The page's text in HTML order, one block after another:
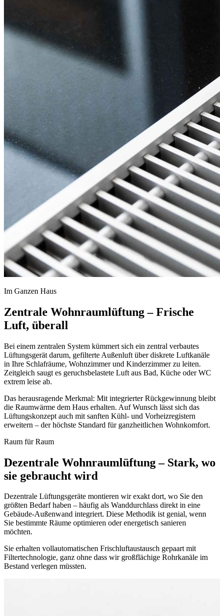
Im Ganzen Haus
Zentrale Wohnraumlüftung – Frische
Luft, überall
Bei einem zentralen System kümmert sich ein zentral verbautes
Lüftungsgerät darum, gefilterte Außenluft über diskrete Luftkanäle
in Ihre Schlafräume, Wohnzimmer und Kinderzimmer zu leiten.
Zeitgleich saugt es geruchsbelastete Luft aus Bad, Küche oder WC
extrem leise ab.
Das herausragende Merkmal: Mit integrierter Rückgewinnung bleibt
die Raumwärme dem Haus erhalten. Auf Wunsch lässt sich das
Lüftungskonzept auch mit sanften Kühl- und Vorheizregistern
erweitern – der höchste Standard für ganzheitlichen Wohnkomfort.
Raum für Raum
Dezentrale Wohnraumlüftung – Stark, wo
sie gebraucht wird
Dezentrale Lüftungsgeräte montieren wir exakt dort, wo Sie den
größten Bedarf haben – häufig als Wanddurchlass direkt in eine
Gebäude-Außenwand integriert. Diese Methodik ist genial, wenn
Sie bestimmte Räume optimieren oder energetisch sanieren
möchten.
Sie erhalten vollautomatischen Frischluftaustausch gepaart mit
Filtertechnologie, ganz ohne dass wir großflächige Rohrkanäle im
Bestand verlegen müssten.